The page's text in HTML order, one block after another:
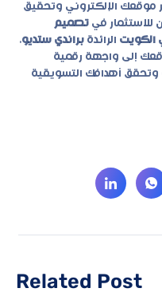
موقعك الإلكتروني وتحقيق
للاستثمار في تصميم
الكويت الرائدة براندي ستديو.
إلى واجهة رقمية
وتحقق أهدافك التسويقية
Related Post